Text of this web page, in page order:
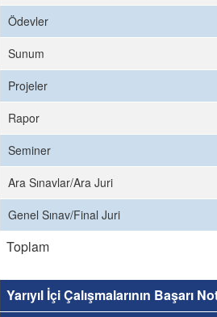
Ödevler
Sunum
Projeler
Rapor
Seminer
Ara Sınavlar/Ara Juri
Genel Sınav/Final Juri
Toplam
Yarıyıl İçi Çalışmalarının Başarı